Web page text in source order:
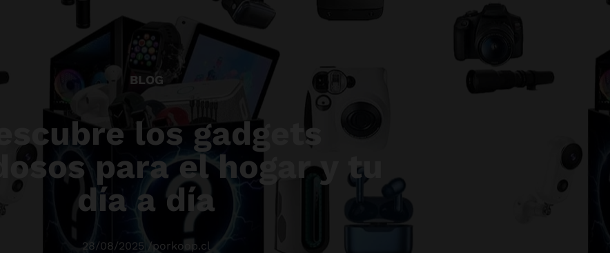
BLOG
los gadgets
para el hogar y tu
día a día
28/08/2025 /porkoop.cl